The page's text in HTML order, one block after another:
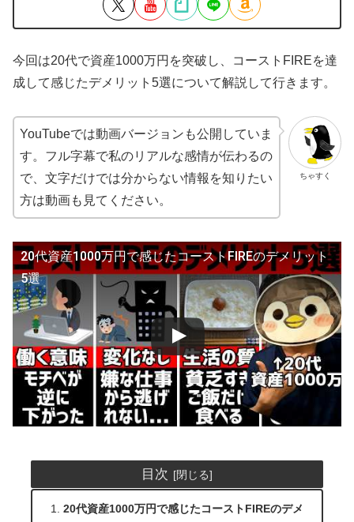
今回は20代で資産1000万円を突破し、コーストFIREを達
成して感じたデメリット5選について解説して行きます。
ちゃすく
YouTubeでは動画バージョンも公開していま
す。フル字幕で私のリアルな感情が伝わるの
で、文字だけでは分からない情報を知りたい
方は動画も見てください。
20代資産1000万円で感じたコーストFIREのデメリット
5選
目次
20代資産1000万円で感じたコーストFIREのデメ